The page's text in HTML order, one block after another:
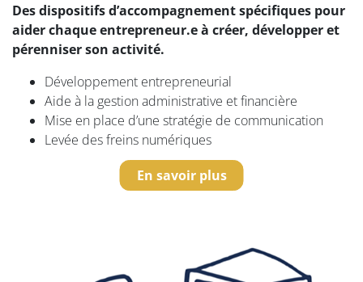
Des dispositifs d’accompagnement spécifiques pour
aider chaque entrepreneur.e à créer, développer et
pérenniser son activité.
Développement entrepreneurial
Aide à la gestion administrative et financière
Mise en place d’une stratégie de communication
Levée des freins numériques
En savoir plus